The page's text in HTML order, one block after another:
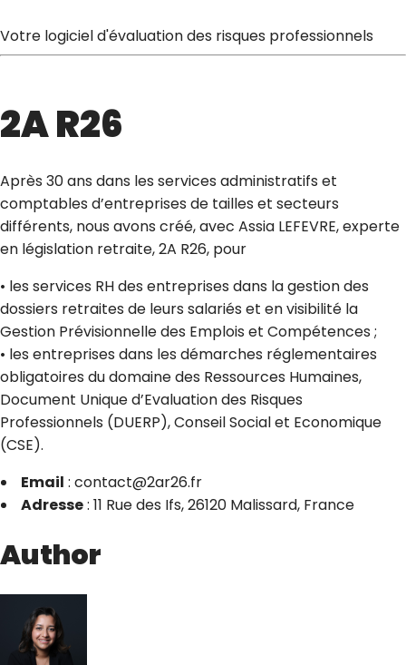
Votre logiciel d'évaluation des risques professionnels
2A R26
Après 30 ans dans les services administratifs et
comptables d’entreprises de tailles et secteurs
différents, nous avons créé, avec Assia LEFEVRE, experte
en législation retraite, 2A R26, pour
• les services RH des entreprises dans la gestion des
dossiers retraites de leurs salariés et en visibilité la
Gestion Prévisionnelle des Emplois et Compétences ;
• les entreprises dans les démarches réglementaires
obligatoires du domaine des Ressources Humaines,
Document Unique d’Evaluation des Risques
Professionnels (DUERP), Conseil Social et Economique
(CSE).
Email : contact@2ar26.fr
Adresse: 11 Rue des Ifs, 26120 Malissard, France
Author